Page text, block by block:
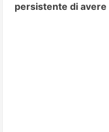
persistente di